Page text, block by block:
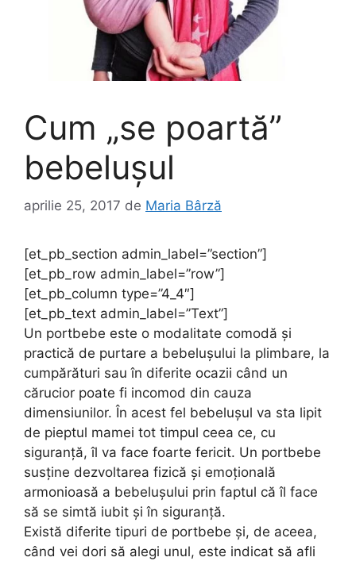
Cum „se poartă”
bebelușul
aprilie 25, 2017 de Maria Bârză
[et_pb_section admin_label=”section”]
[et_pb_row admin_label=”row”]
[et_pb_column type=”4_4″]
[et_pb_text admin_label=”Text”]
Un portbebe este o modalitate comodă și
practică de purtare a bebelușului la plimbare, la
cumpărături sau în diferite ocazii când un
cărucior poate fi incomod din cauza
dimensiunilor. În acest fel bebelușul va sta lipit
de pieptul mamei tot timpul ceea ce, cu
siguranță, îl va face foarte fericit. Un portbebe
susține dezvoltarea fizică și emoțională
armonioasă a bebelușului prin faptul că îl face
să se simtă iubit și în siguranță.
Există diferite tipuri de portbebe și, de aceea,
când vei dori să alegi unul, este indicat să afli